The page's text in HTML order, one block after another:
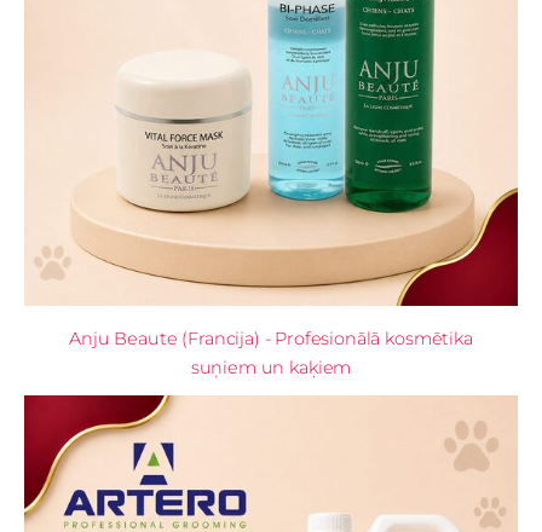
Anju Beaute (Francija) - Profesionālā kosmētika
suņiem un kaķiem